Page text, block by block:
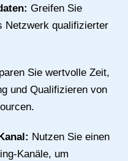
Greifen Sie
Netzwerk qualifizierter
Sie wertvolle Zeit,
und Qualifizieren von
Nutzen Sie einen
Kanäle, um